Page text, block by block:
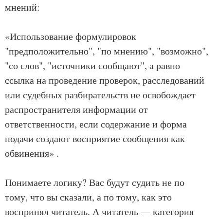
мнений:
«Использование формулировок
"предположительно", "по мнению", "возможно",
"со слов", "источники сообщают", а равно
ссылка на проведение проверок, расследований
или судебных разбирательств не освобождает
распространителя информации от
ответственности, если содержание и форма
подачи создают восприятие сообщения как
обвинения» .
Понимаете логику? Вас будут судить не по
тому, что вы сказали, а по тому, как это
воспринял читатель. А читатель — категория